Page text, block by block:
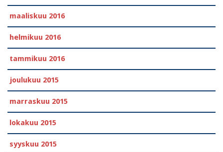
maaliskuu 2016
helmikuu 2016
tammikuu 2016
joulukuu 2015
marraskuu 2015
lokakuu 2015
syyskuu 2015